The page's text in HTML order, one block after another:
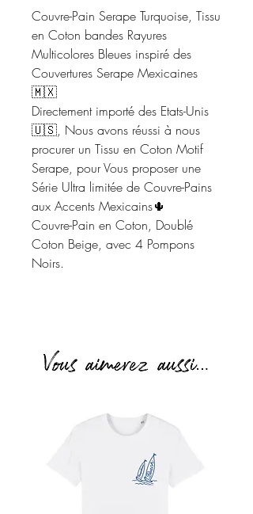
Couvre-Pain Serape Turquoise, Tissu
en Coton bandes Rayures
Multicolores Bleues inspiré des
Couvertures Serape Mexicaines
🇲🇽
Directement importé des Etats-Unis
🇺🇸, Nous avons réussi à nous
procurer un Tissu en Coton Motif
Serape, pour Vous proposer une
Série Ultra limitée de Couvre-Pains
aux Accents Mexicains🌵
Couvre-Pain en Coton, Doublé
Coton Beige, avec 4 Pompons
Noirs.